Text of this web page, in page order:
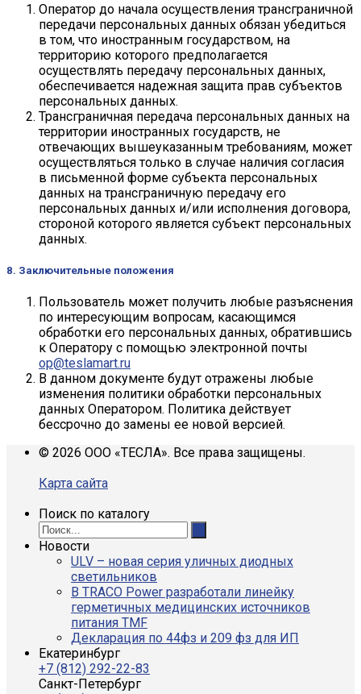
Оператор до начала осуществления трансграничной
передачи персональных данных обязан убедиться
в том, что иностранным государством, на
территорию которого предполагается
осуществлять передачу персональных данных,
обеспечивается надежная защита прав субъектов
персональных данных.
Трансграничная передача персональных данных на
территории иностранных государств, не
отвечающих вышеуказанным требованиям, может
осуществляться только в случае наличия согласия
в письменной форме субъекта персональных
данных на трансграничную передачу его
персональных данных и/или исполнения договора,
стороной которого является субъект персональных
данных.
8. Заключительные положения
Пользователь может получить любые разъяснения
по интересующим вопросам, касающимся
обработки его персональных данных, обратившись
к Оператору с помощью электронной почты
op@teslamart.ru
В данном документе будут отражены любые
изменения политики обработки персональных
данных Оператором. Политика действует
бессрочно до замены ее новой версией.
© 2026 ООО «ТЕСЛА». Все права защищены.
Карта сайта
Поиск по каталогу
Новости
ULV – новая серия уличных диодных
светильников
В TRACO Power разработали линейку
герметичных медицинских источников
питания TMF
Декларация по 44фз и 209 фз для ИП
Екатеринбург
+7 (812) 292-22-83
Санкт-Петербург